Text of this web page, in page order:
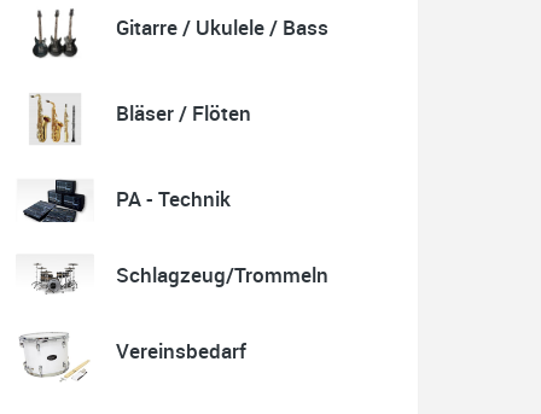
Korrespondenz, Kommunikation und Verkauf top.
Abholung der Ware reibungslos.
Sehr zu empfehlen....
auch nah!
Gitarre / Ukulele / Bass
Bläser / Flöten
PA - Technik
Schlagzeug/Trommeln
Vereinsbedarf